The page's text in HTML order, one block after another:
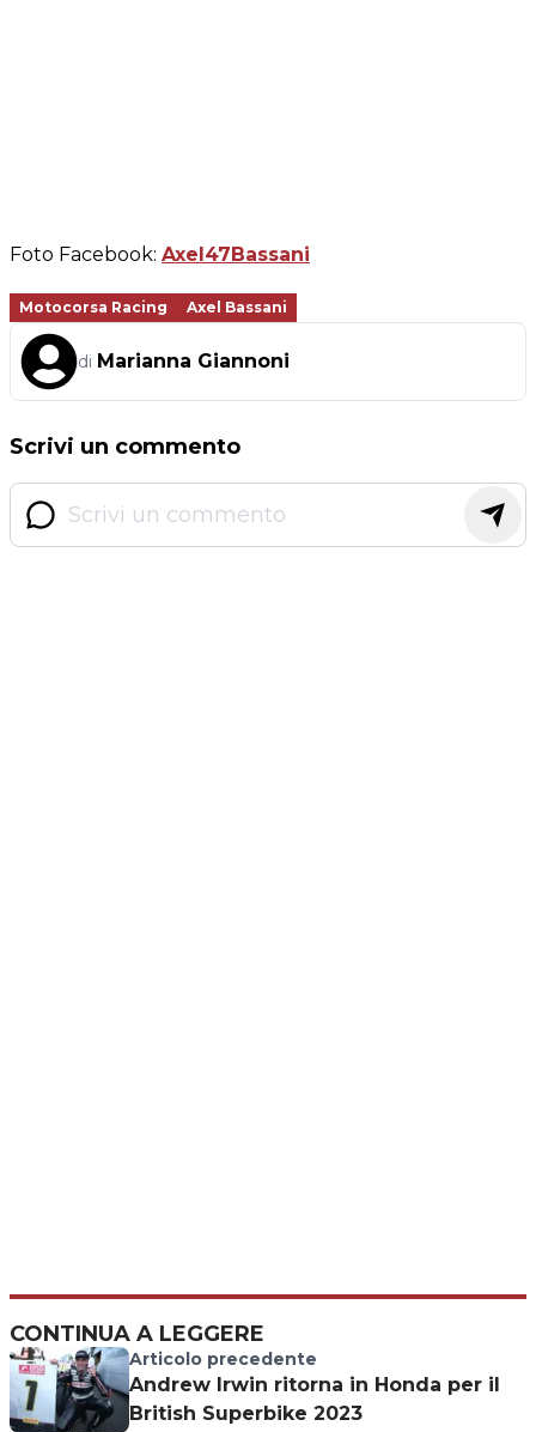
Foto Facebook: Axel47Bassani
Motocorsa Racing Axel Bassani
di Marianna Giannoni
Scrivi un commento
CONTINUA A LEGGERE
Articolo precedente
Andrew Irwin ritorna in Honda per il
British Superbike 2023